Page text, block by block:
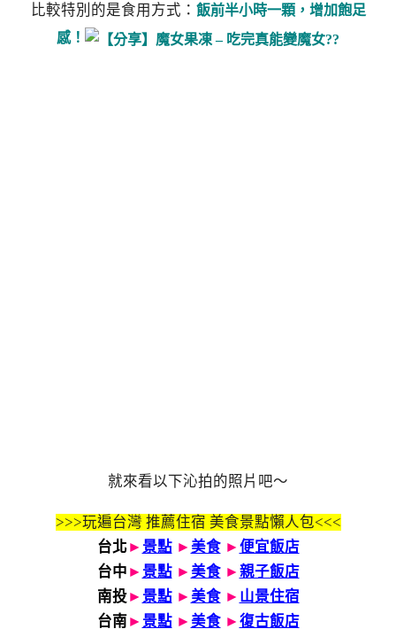
比較特別的是食用方式： 飯前半小時一顆，增加飽足
感！
就來看以下沁拍的照片吧～
>>>玩遍台灣 推薦住宿 美食景點懶人包<<<
台北 ► 景點 ► 美食► 便宜飯店
台中 ► 景點 ► 美食► 親子飯店
南投► 景點 ► 美食► 山景住宿
台南 ► 景點 ► 美食► 復古飯店